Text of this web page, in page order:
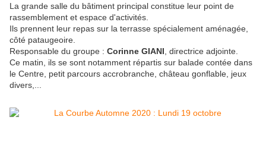
La grande salle du bâtiment principal constitue leur point de
rassemblement et espace d'activités.
Ils prennent leur repas sur la terrasse spécialement aménagée,
côté pataugeoire.
Responsable du groupe : Corinne GIANI , directrice adjointe.
Ce matin, ils se sont notamment répartis sur balade contée dans
le Centre, petit parcours accrobranche, château gonflable, jeux
divers,...